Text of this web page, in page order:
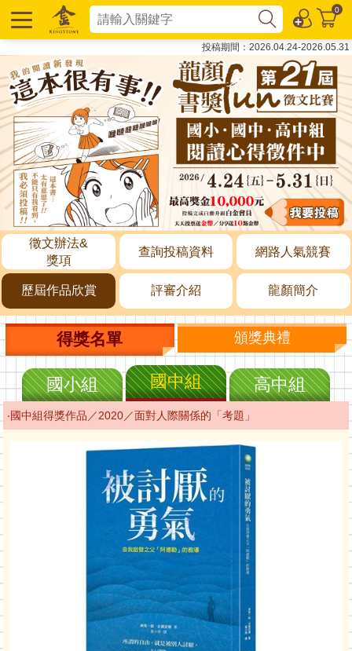
0
投稿期間：2026.04.24-2026.05.31
徵文辦法&
獎項
查詢投稿資料 網路人氣競賽
歷屆作品欣賞 評審介紹 龍顏簡介
得獎名單 頒獎典禮
國小組 國中組 高中組
‧國中組得獎作品／2020／面對人際關係的「考題」